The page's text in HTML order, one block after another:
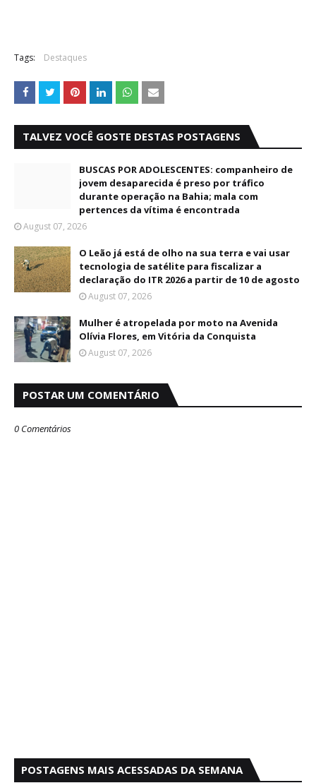
Tags: Destaques
TALVEZ VOCÊ GOSTE DESTAS POSTAGENS
BUSCAS POR ADOLESCENTES: companheiro de
jovem desaparecida é preso por tráfico
durante operação na Bahia; mala com
pertences da vítima é encontrada
August 07, 2026
O Leão já está de olho na sua terra e vai usar
tecnologia de satélite para fiscalizar a
declaração do ITR 2026 a partir de 10 de agosto
August 07, 2026
Mulher é atropelada por moto na Avenida
Olívia Flores, em Vitória da Conquista
August 07, 2026
POSTAR UM COMENTÁRIO
0 Comentários
POSTAGENS MAIS ACESSADAS DA SEMANA